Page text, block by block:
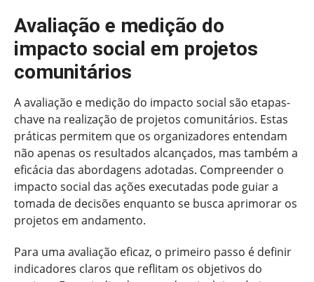
Avaliação e medição do
impacto social em projetos
comunitários
A avaliação e medição do impacto social são etapas-
chave na realização de projetos comunitários. Estas
práticas permitem que os organizadores entendam
não apenas os resultados alcançados, mas também a
eficácia das abordagens adotadas. Compreender o
impacto social das ações executadas pode guiar a
tomada de decisões enquanto se busca aprimorar os
projetos em andamento.
Para uma avaliação eficaz, o primeiro passo é definir
indicadores claros que reflitam os objetivos do